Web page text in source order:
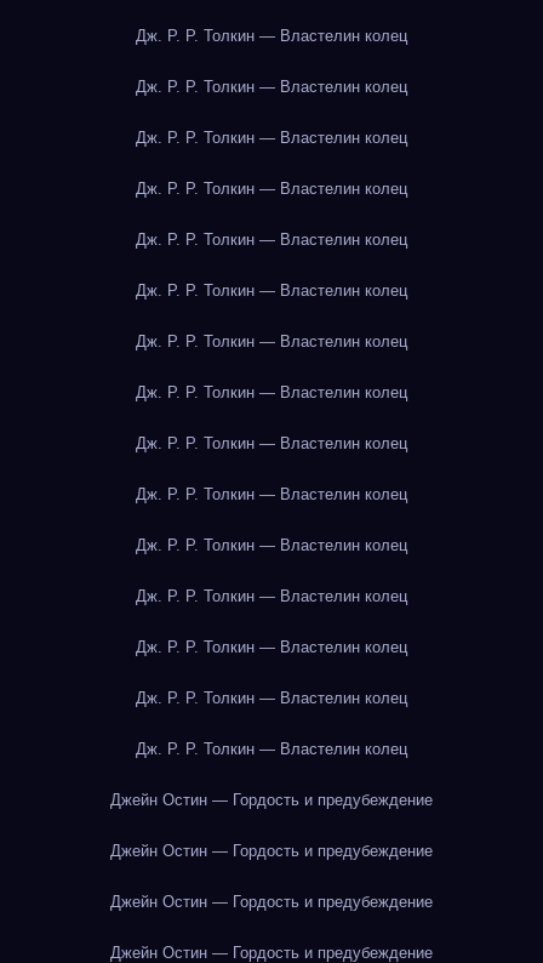
Дж. Р. Р. Толкин — Властелин колец
Дж. Р. Р. Толкин — Властелин колец
Дж. Р. Р. Толкин — Властелин колец
Дж. Р. Р. Толкин — Властелин колец
Дж. Р. Р. Толкин — Властелин колец
Дж. Р. Р. Толкин — Властелин колец
Дж. Р. Р. Толкин — Властелин колец
Дж. Р. Р. Толкин — Властелин колец
Дж. Р. Р. Толкин — Властелин колец
Дж. Р. Р. Толкин — Властелин колец
Дж. Р. Р. Толкин — Властелин колец
Дж. Р. Р. Толкин — Властелин колец
Дж. Р. Р. Толкин — Властелин колец
Дж. Р. Р. Толкин — Властелин колец
Дж. Р. Р. Толкин — Властелин колец
Джейн Остин — Гордость и предубеждение
Джейн Остин — Гордость и предубеждение
Джейн Остин — Гордость и предубеждение
Джейн Остин — Гордость и предубеждение